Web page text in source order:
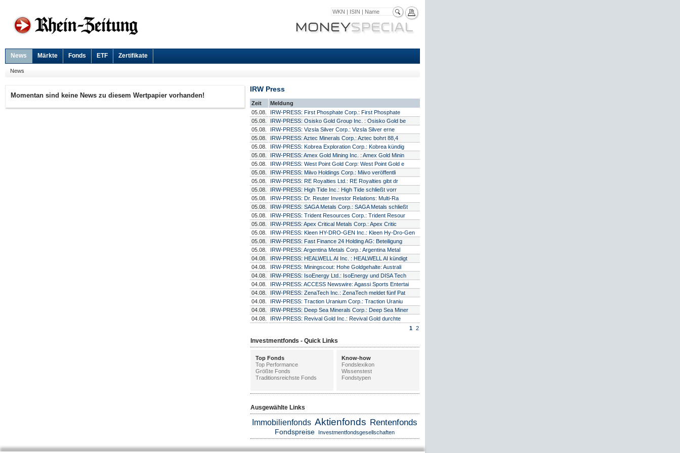
News Märkte Fonds ETF Zertifikate
News
Momentan sind keine News zu diesem Wertpapier vorhanden!
IRW Press
Zeit
Meldung
05.08.
IRW-PRESS: First Phosphate Corp.: First Phosphate
05.08.
IRW-PRESS: Osisko Gold Group Inc. : Osisko Gold be
05.08.
IRW-PRESS: Vizsla Silver Corp.: Vizsla Silver erne
05.08.
IRW-PRESS: Aztec Minerals Corp.: Aztec bohrt 88,4
05.08.
IRW-PRESS: Kobrea Exploration Corp.: Kobrea kündig
05.08.
IRW-PRESS: Amex Gold Mining Inc. : Amex Gold Minin
05.08.
IRW-PRESS: West Point Gold Corp: West Point Gold e
05.08.
IRW-PRESS: Miivo Holdings Corp.: Miivo veröffentli
05.08.
IRW-PRESS: RE Royalties Ltd.: RE Royalties gibt dr
05.08.
IRW-PRESS: High Tide Inc.: High Tide schließt vorr
05.08.
IRW-PRESS: Dr. Reuter Investor Relations: Multi-Ra
05.08.
IRW-PRESS: SAGA Metals Corp.: SAGA Metals schließt
05.08.
IRW-PRESS: Trident Resources Corp.: Trident Resour
05.08.
IRW-PRESS: Apex Critical Metals Corp.: Apex Critic
05.08.
IRW-PRESS: Kleen HY-DRO-GEN Inc.: Kleen Hy-Dro-Gen
05.08.
IRW-PRESS: Fast Finance 24 Holding AG: Beteiligung
05.08.
IRW-PRESS: Argentina Metals Corp.: Argentina Metal
04.08.
IRW-PRESS: HEALWELL AI Inc. : HEALWELL AI kündigt
04.08.
IRW-PRESS: Miningscout: Hohe Goldgehalte: Australi
04.08.
IRW-PRESS: IsoEnergy Ltd.: IsoEnergy und DISA Tech
04.08.
IRW-PRESS: ACCESS Newswire: Agassi Sports Entertai
04.08.
IRW-PRESS: ZenaTech Inc.: ZenaTech meldet fünf Pat
04.08.
IRW-PRESS: Traction Uranium Corp.: Traction Uraniu
04.08.
IRW-PRESS: Deep Sea Minerals Corp.: Deep Sea Miner
04.08.
IRW-PRESS: Revival Gold Inc.: Revival Gold durchte
1 2
Investmentfonds - Quick Links
Top Fonds
Top Performance
Größte Fonds
Traditionsreichste Fonds
Know-how
Fondslexikon
Wissenstest
Fondstypen
Ausgewählte Links
Immobilienfonds Aktienfonds Rentenfonds
Fondspreise Investmentfondsgesellschaften